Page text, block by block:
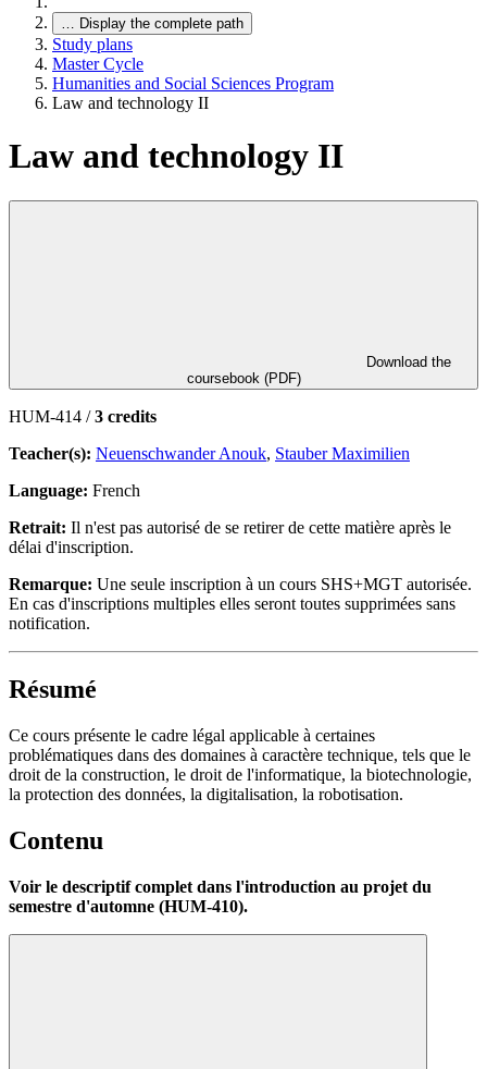
… Display the complete path
Study plans
Master Cycle
Humanities and Social Sciences Program
Law and technology II
Law and technology II
coursebook (PDF)
HUM-414 /3 credits
Teacher(s): Neuenschwander Anouk, Stauber Maximilien
Language: French
Retrait: Il n'est pas autorisé de se retirer de cette matière après le
délai d'inscription.
Remarque: Une seule inscription à un cours SHS+MGT autorisée.
En cas d'inscriptions multiples elles seront toutes supprimées sans
notification.
Résumé
Ce cours présente le cadre légal applicable à certaines
problématiques dans des domaines à caractère technique, tels que le
droit de la construction, le droit de l'informatique, la biotechnologie,
la protection des données, la digitalisation, la robotisation.
Contenu
Voir le descriptif complet dans l'introduction au projet du
semestre d'automne (HUM-410).